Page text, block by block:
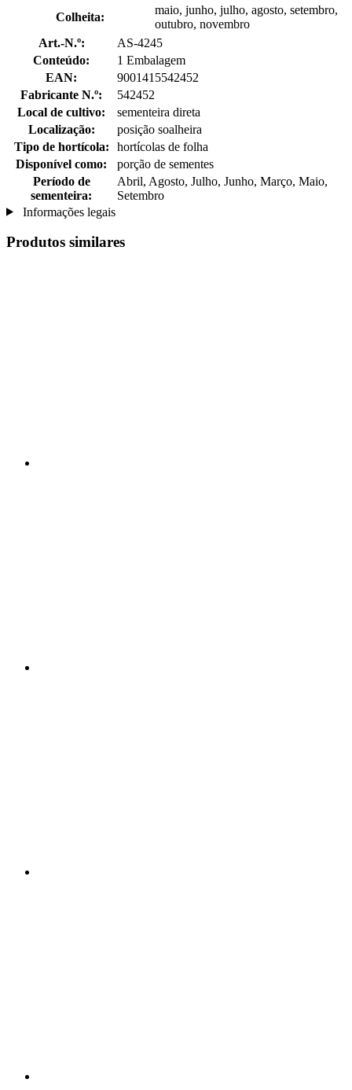
Colheita:
maio, junho, julho, agosto, setembro,
outubro, novembro
Art.-N.º:
AS-4245
Conteúdo:
1 Embalagem
EAN:
9001415542452
Fabricante N.º:
542452
Local de cultivo:
sementeira direta
Localização:
posição soalheira
Tipo de hortícola:
hortícolas de folha
Disponível como:
porção de sementes
Período de
sementeira:
Abril, Agosto, Julho, Junho, Março, Maio,
Setembro
Informações legais
Produtos similares